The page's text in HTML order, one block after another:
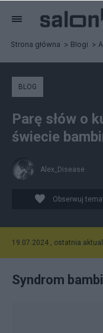
Strona główna Blogi
BLOG
Parę słów o
świecie
Alex_Disease
Obserwuj
19.07.2024 , ostatnia
Syndrom